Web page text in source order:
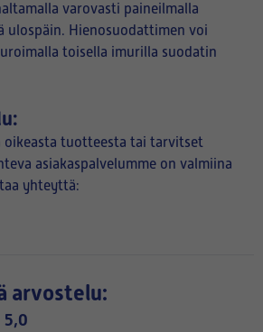
varovasti paineilmalla
ulospäin. Hienosuodattimen voi
toisella imurilla suodatin
oikeasta tuotteesta tai tarvitset
asiakaspalvelumme on valmiina
yhteyttä:
arvostelu:
5,0